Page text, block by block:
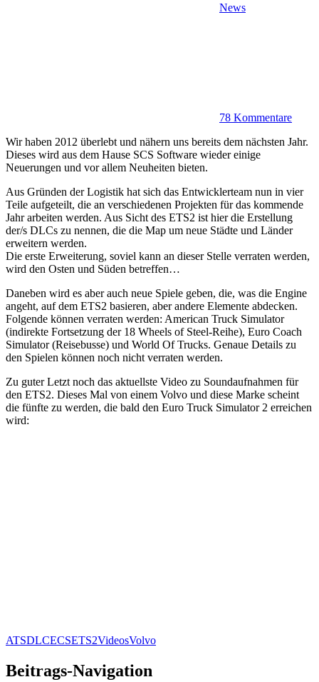
News
78 Kommentare
Wir haben 2012 überlebt und nähern uns bereits dem nächsten Jahr.
Dieses wird aus dem Hause SCS Software wieder einige
Neuerungen und vor allem Neuheiten bieten.
Aus Gründen der Logistik hat sich das Entwicklerteam nun in vier
Teile aufgeteilt, die an verschiedenen Projekten für das kommende
Jahr arbeiten werden. Aus Sicht des ETS2 ist hier die Erstellung
der/s DLCs zu nennen, die die Map um neue Städte und Länder
erweitern werden.
Die erste Erweiterung, soviel kann an dieser Stelle verraten werden,
wird den Osten und Süden betreffen…
Daneben wird es aber auch neue Spiele geben, die, was die Engine
angeht, auf dem ETS2 basieren, aber andere Elemente abdecken.
Folgende können verraten werden: American Truck Simulator
(indirekte Fortsetzung der 18 Wheels of Steel-Reihe), Euro Coach
Simulator (Reisebusse) und World Of Trucks. Genaue Details zu
den Spielen können noch nicht verraten werden.
Zu guter Letzt noch das aktuellste Video zu Soundaufnahmen für
den ETS2. Dieses Mal von einem Volvo und diese Marke scheint
die fünfte zu werden, die bald den Euro Truck Simulator 2 erreichen
wird:
ATSDLCECSETS2VideosVolvo
Beitrags-Navigation